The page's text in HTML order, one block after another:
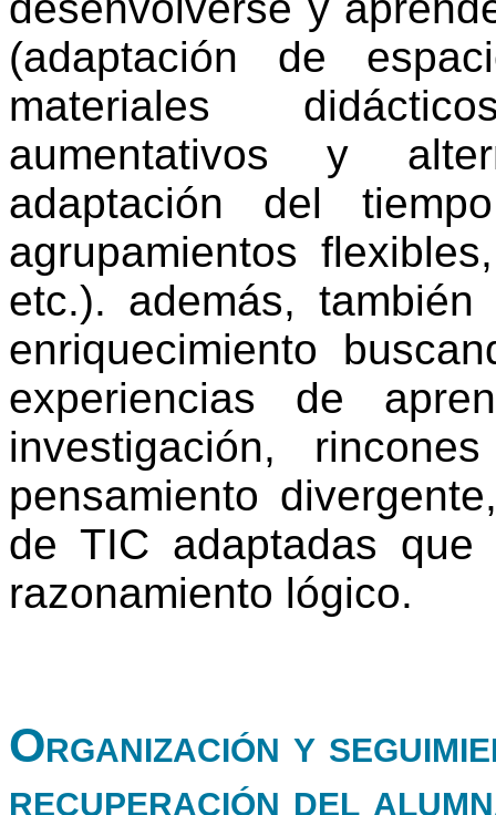
(adaptación de
materiales
aumentativos y
adaptación del
agrupamientos
etc.). además,
enriquecimiento
experiencias de
investigación,
pensamiento
de TIC adaptadas
razonamiento lógico.
Organización y
recuperación del